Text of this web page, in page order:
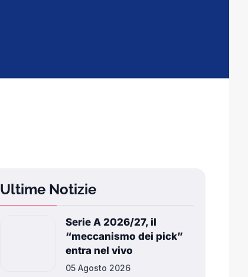
Ultime Notizie
Serie A 2026/27, il
“meccanismo dei pick”
entra nel vivo
05 Agosto 2026